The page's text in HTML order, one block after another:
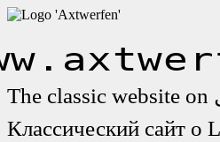
The classic website on
Классический сайт о